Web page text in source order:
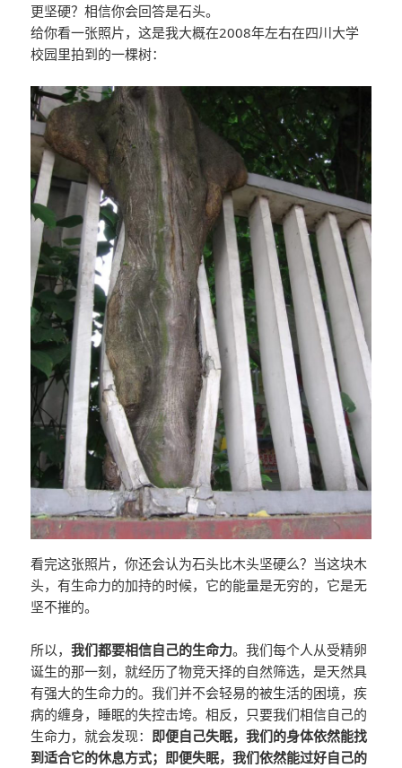
更坚硬？相信你会回答是石头。
给你看一张照片，这是我大概在2008年左右在四川大学
校园里拍到的一棵树：
看完这张照片，你还会认为石头比木头坚硬么？当这块木
头，有生命力的加持的时候，它的能量是无穷的，它是无
坚不摧的。
所以，我们都要相信自己的生命力。我们每个人从受精卵
诞生的那一刻，就经历了物竞天择的自然筛选，是天然具
有强大的生命力的。我们并不会轻易的被生活的困境，疾
病的缠身，睡眠的失控击垮。相反，只要我们相信自己的
生命力，就会发现： 即便自己失眠，我们的身体依然能找
到适合它的休息方式；即便失眠，我们依然能过好自己的